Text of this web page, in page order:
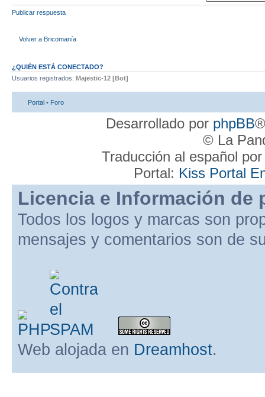
Publicar respuesta
Volver a Bricomanía
¿QUIÉN ESTÁ CONECTADO?
Usuarios registrados: Majestic-12 [Bot]
Portal • Foro
Desarrollado por phpBB
© La
Traducción al español
Portal: Kiss Portal
Licencia e Información de
Todos los logos y marcas son
mensajes y comentarios son de
Web alojada en Dreamhost.